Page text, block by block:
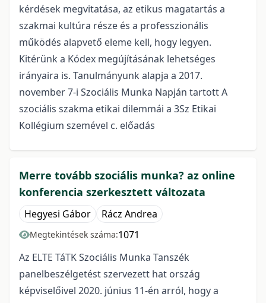
kérdések megvitatása, az etikus magatartás a
szakmai kultúra része és a professzionális
működés alapvető eleme kell, hogy legyen.
Kitérünk a Kódex megújításának lehetséges
irányaira is. Tanulmányunk alapja a 2017.
november 7-i Szociális Munka Napján tartott A
szociális szakma etikai dilemmái a 3Sz Etikai
Kollégium szemével c. előadás
Merre tovább szociális munka? az online
konferencia szerkesztett változata
Hegyesi Gábor Rácz Andrea
Megtekintések száma:1071
Az ELTE TáTK Szociális Munka Tanszék
panelbeszélgetést szervezett hat ország
képviselőivel 2020. június 11-én arról, hogy a